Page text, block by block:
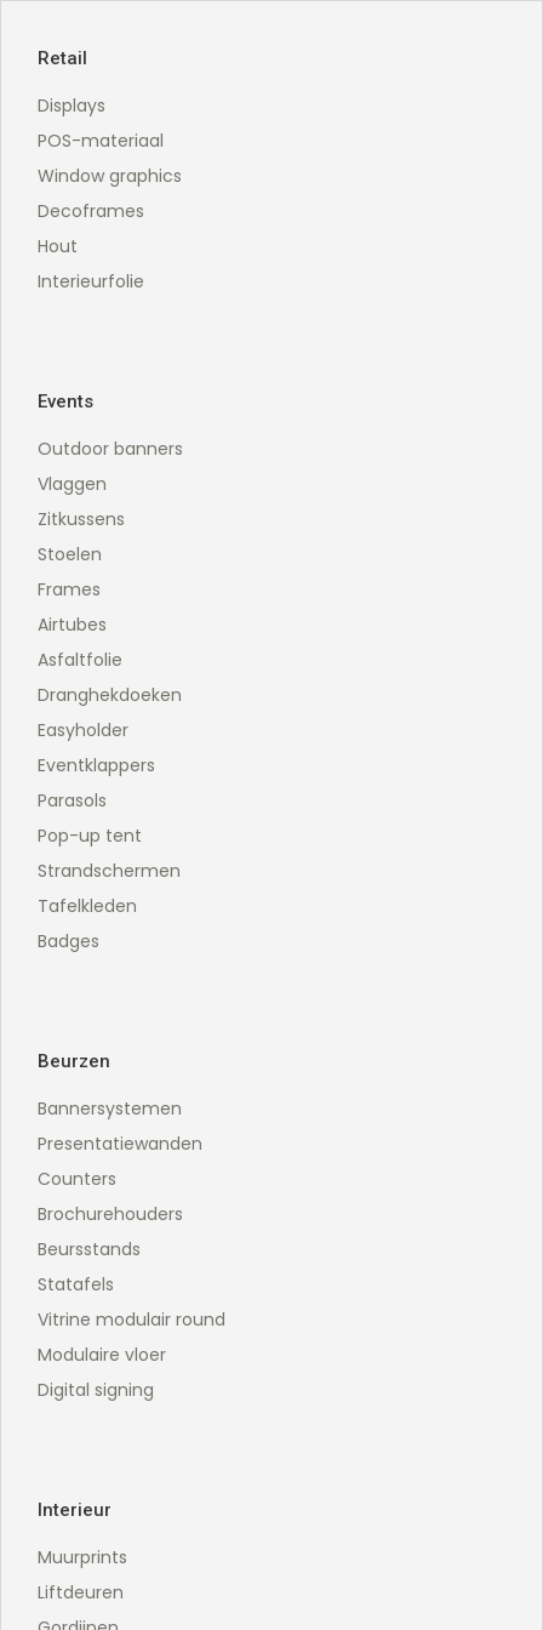
Retail
Displays
POS-materiaal
Window graphics
Decoframes
Hout
Interieurfolie
Events
Outdoor banners
Vlaggen
Zitkussens
Stoelen
Frames
Airtubes
Asfaltfolie
Dranghekdoeken
Easyholder
Eventklappers
Parasols
Pop-up tent
Strandschermen
Tafelkleden
Badges
Beurzen
Bannersystemen
Presentatiewanden
Counters
Brochurehouders
Beursstands
Statafels
Vitrine modulair round
Modulaire vloer
Digital signing
Interieur
Muurprints
Liftdeuren